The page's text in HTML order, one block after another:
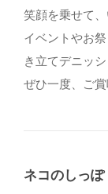
ネコのしっぽ
笑顔を乗せて
イベントやお
き立てデニッ
ぜひ一度、ご賞